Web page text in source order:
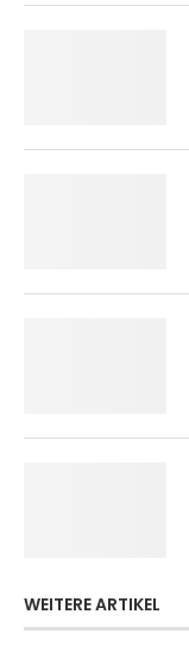
WEITERE ARTIKEL